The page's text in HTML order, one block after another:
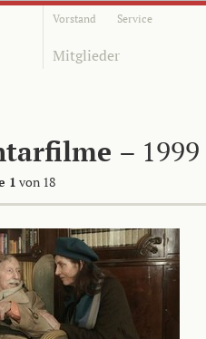
Vorstand Service
Mitglieder
– 1999
1 von 18